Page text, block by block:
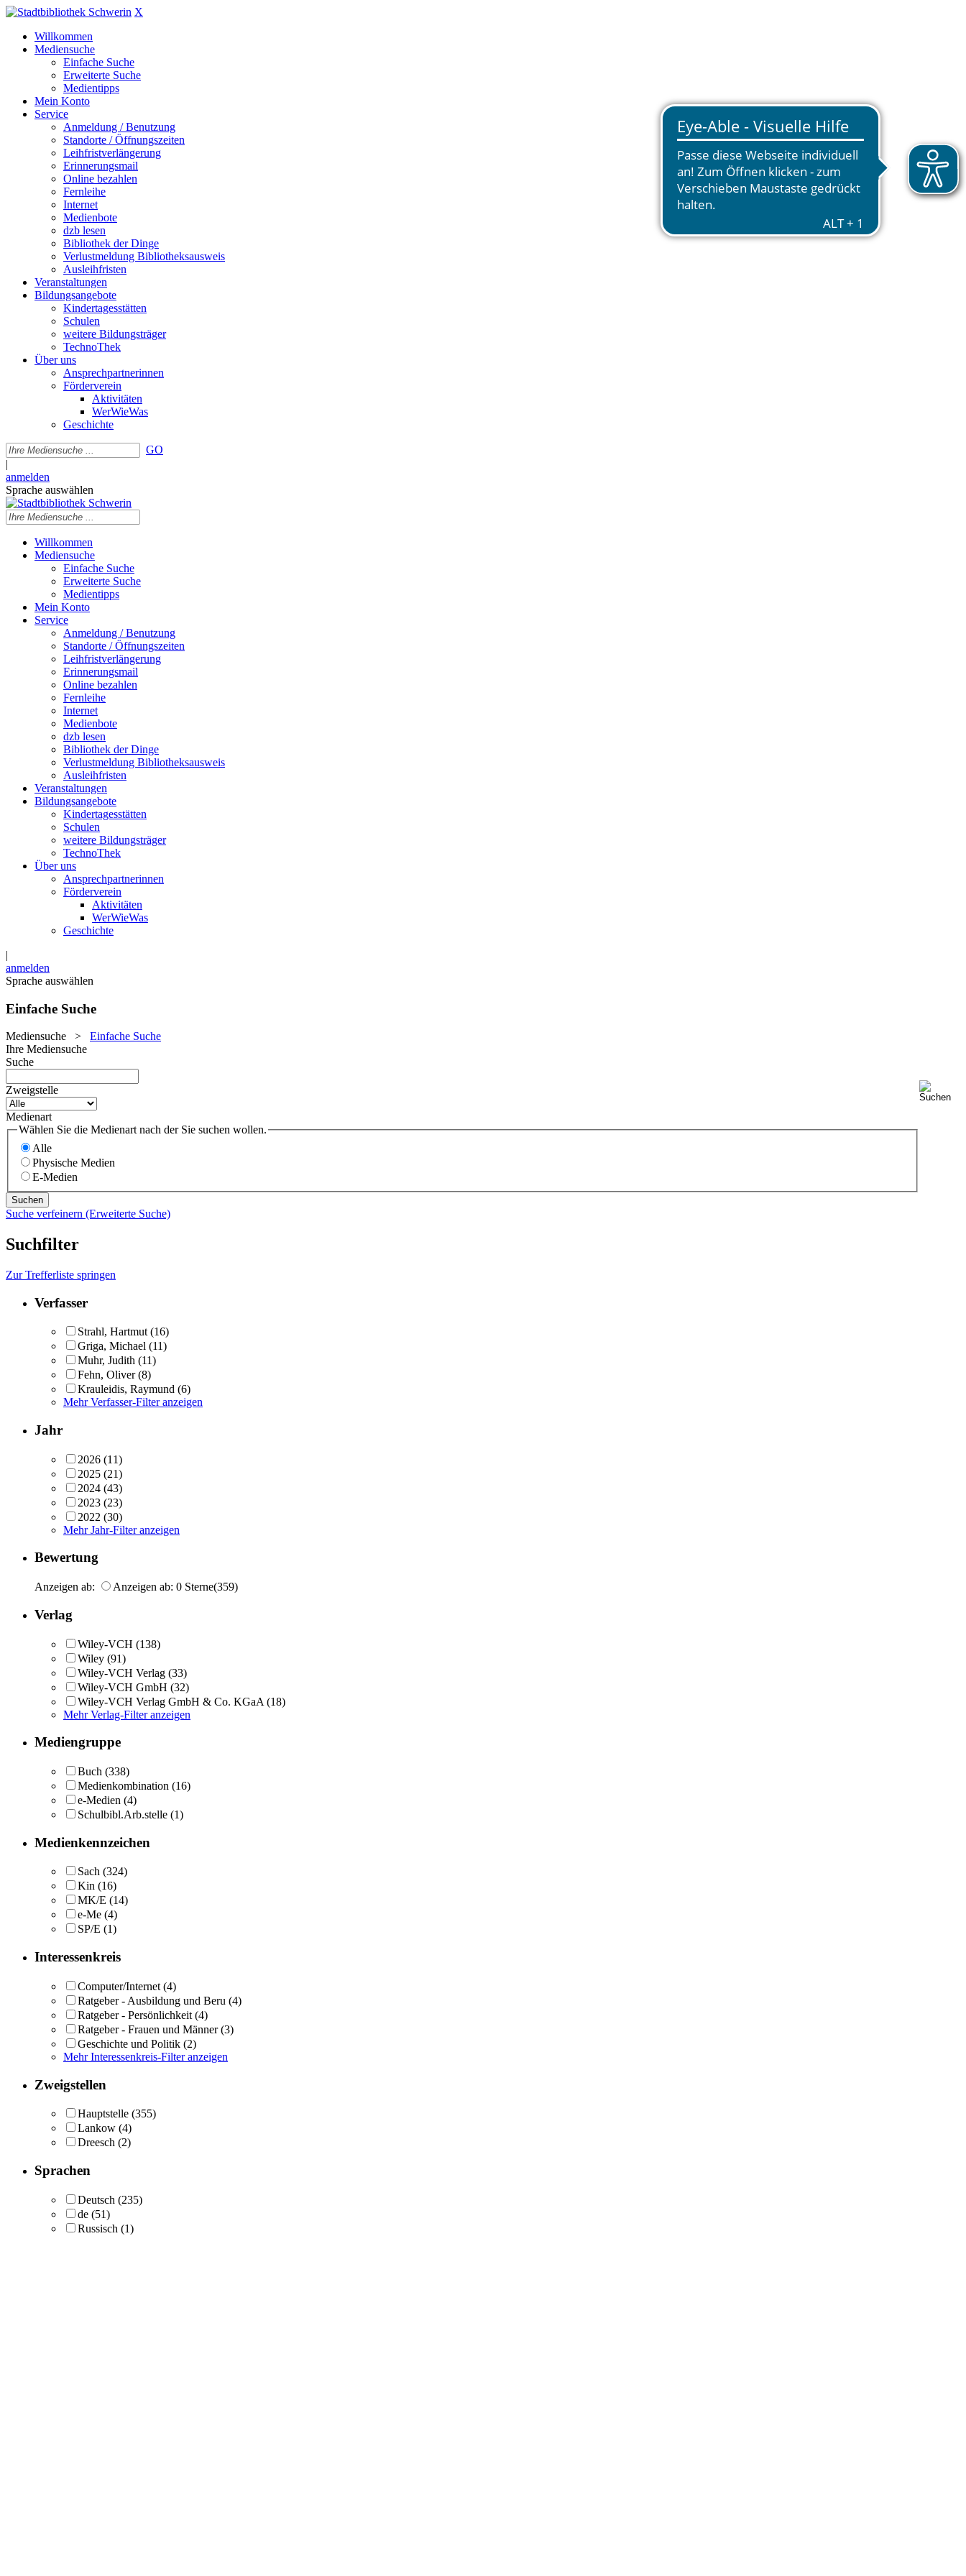
X
Willkommen
Mediensuche
Einfache Suche
Erweiterte Suche
Medientipps
Mein Konto
Service
Anmeldung / Benutzung
Standorte / Öffnungszeiten
Leihfristverlängerung
Erinnerungsmail
Online bezahlen
Fernleihe
Internet
Medienbote
dzb lesen
Bibliothek der Dinge
Verlustmeldung Bibliotheksausweis
Ausleihfristen
Veranstaltungen
Bildungsangebote
Kindertagesstätten
Schulen
weitere Bildungsträger
TechnoThek
Über uns
Ansprechpartnerinnen
Förderverein
Aktivitäten
WerWieWas
Geschichte
GO
|
anmelden
Sprache auswählen
Willkommen
Mediensuche
Einfache Suche
Erweiterte Suche
Medientipps
Mein Konto
Service
Anmeldung / Benutzung
Standorte / Öffnungszeiten
Leihfristverlängerung
Erinnerungsmail
Online bezahlen
Fernleihe
Internet
Medienbote
dzb lesen
Bibliothek der Dinge
Verlustmeldung Bibliotheksausweis
Ausleihfristen
Veranstaltungen
Bildungsangebote
Kindertagesstätten
Schulen
weitere Bildungsträger
TechnoThek
Über uns
Ansprechpartnerinnen
Förderverein
Aktivitäten
WerWieWas
Geschichte
|
anmelden
Sprache auswählen
Einfache Suche
Mediensuche > Einfache Suche
Ihre Mediensuche
Suche
Zweigstelle
Medienart
Wählen Sie die Medienart nach der Sie suchen wollen.
Alle
Physische Medien
E-Medien
Suche verfeinern (Erweiterte Suche)
Suchfilter
Zur Trefferliste springen
Verfasser
Strahl, Hartmut (16)
Griga, Michael (11)
Muhr, Judith (11)
Fehn, Oliver (8)
Krauleidis, Raymund (6)
Mehr Verfasser-Filter anzeigen
Jahr
2026 (11)
2025 (21)
2024 (43)
2023 (23)
2022 (30)
Mehr Jahr-Filter anzeigen
Bewertung
Anzeigen ab: Anzeigen ab: 0 Sterne(359)
Verlag
Wiley-VCH (138)
Wiley (91)
Wiley-VCH Verlag (33)
Wiley-VCH GmbH (32)
Wiley-VCH Verlag GmbH & Co. KGaA (18)
Mehr Verlag-Filter anzeigen
Mediengruppe
Buch (338)
Medienkombination (16)
e-Medien (4)
Schulbibl.Arb.stelle (1)
Medienkennzeichen
Sach (324)
Kin (16)
MK/E (14)
e-Me (4)
SP/E (1)
Interessenkreis
Computer/Internet (4)
Ratgeber - Ausbildung und Beru (4)
Ratgeber - Persönlichkeit (4)
Ratgeber - Frauen und Männer (3)
Geschichte und Politik (2)
Mehr Interessenkreis-Filter anzeigen
Zweigstellen
Hauptstelle (355)
Lankow (4)
Dreesch (2)
Sprachen
Deutsch (235)
de (51)
Russisch (1)